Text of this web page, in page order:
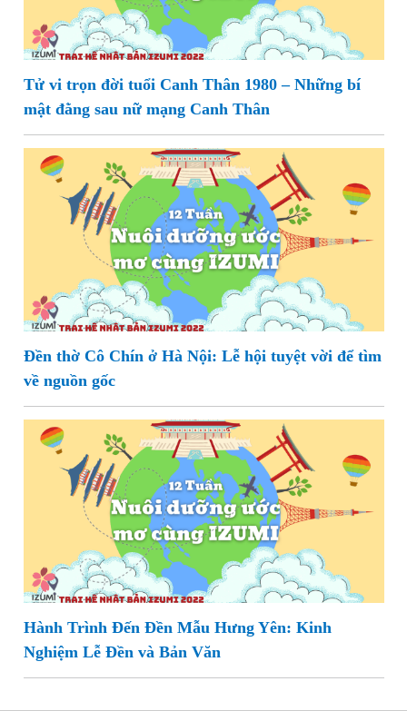
Tử vi trọn đời tuổi Canh Thân 1980 – Những bí
mật đằng sau nữ mạng Canh Thân
Đền thờ Cô Chín ở Hà Nội: Lễ hội tuyệt vời để tìm
về nguồn gốc
Hành Trình Đến Đền Mẫu Hưng Yên: Kinh
Nghiệm Lễ Đền và Bản Văn